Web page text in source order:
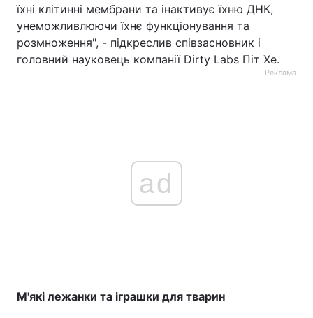
їхні клітинні мембрани та інактивує їхню ДНК,
унеможливлюючи їхнє функціонування та
розмноження", - підкреслив співзасновник і
головний науковець компанії Dirty Labs Піт Хе.
Реклама
ad
М'які лежанки та іграшки для тварин